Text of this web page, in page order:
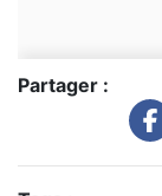
Partager :